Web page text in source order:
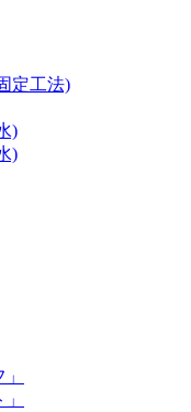
定工法)
)
)